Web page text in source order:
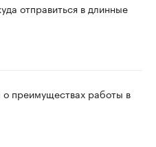
отправиться в длинные
преимуществах работы в